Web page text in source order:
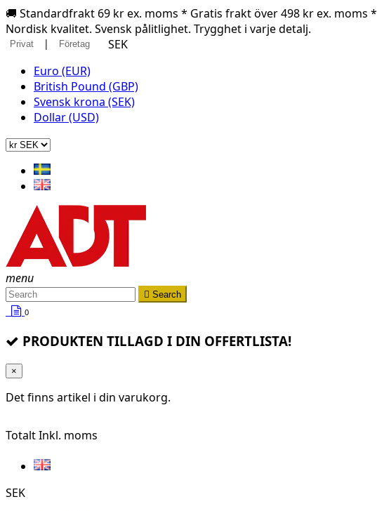
🚚 Standardfrakt 69 kr ex. moms * Gratis frakt över 498 kr ex. moms *
Nordisk kvalitet. Svensk pålitlighet. Trygghet i varje detalj.
Privat | Företag
SEK
Euro (EUR)
British Pound (GBP)
Svensk krona (SEK)
Dollar (USD)
menu
 Search
0
PRODUKTEN TILLAGD I DIN OFFERTLISTA!
×
Det finns artikel i din varukorg.
TotaltInkl. moms
SEK